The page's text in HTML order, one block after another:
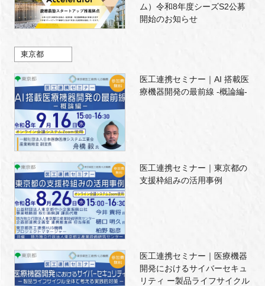
ム）令和8年度シーズS2公募
開始のお知らせ
東京都
医工連携セミナー｜AI 搭載医
療機器開発の最前線 -概論編-
医工連携セミナー｜東京都の
支援枠組みの活用事例
医工連携セミナー｜医療機器
開発におけるサイバーセキュ
リティ ー製品ライフサイクル